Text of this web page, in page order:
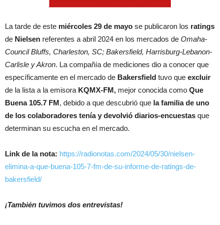
La tarde de este miércoles 29 de mayo se publicaron los ratings
de Nielsen referentes a abril 2024 en los mercados de Omaha-
Council Bluffs, Charleston, SC; Bakersfield, Harrisburg-Lebanon-
Carlisle y Akron. La compañía de mediciones dio a conocer que
específicamente en el mercado de Bakersfield tuvo que excluir
de la lista a la emisora KQMX-FM, mejor conocida como Que
Buena 105.7 FM, debido a que descubrió que la familia de uno
de los colaboradores tenía y devolvió diarios-encuestas que
determinan su escucha en el mercado.
Link de la nota: https://radionotas.com/2024/05/30/nielsen-
elimina-a-que-buena-105-7-fm-de-su-informe-de-ratings-de-
bakersfield/
¡También tuvimos dos entrevistas!